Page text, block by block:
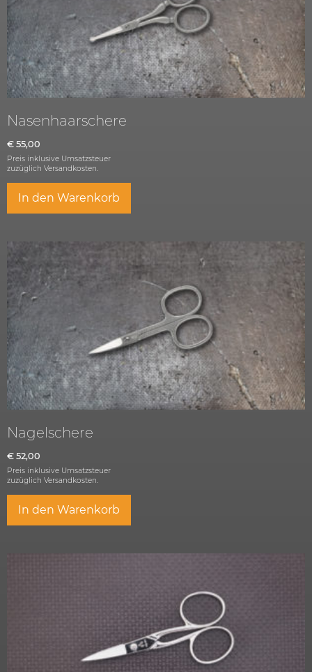
Nasenhaarschere
€ 55,00
Preis inklusive Umsatzsteuer
zuzüglich Versandkosten.
In den Warenkorb
Nagelschere
€ 52,00
Preis inklusive Umsatzsteuer
zuzüglich Versandkosten.
In den Warenkorb